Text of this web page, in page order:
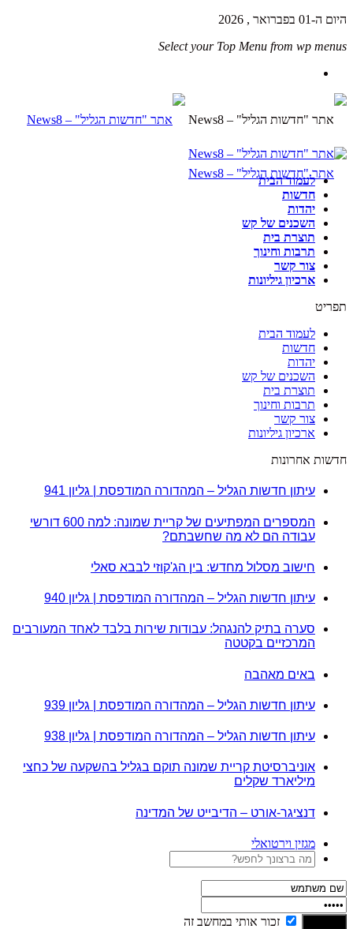
היום ה-01 בפברואר , 2026
Select your Top Menu from wp menus
לעמוד הבית
חדשות
יהדות
השכנים של קש
תוצרת בית
תרבות וחינוך
צור קשר
ארכיון גיליונות
תפריט
לעמוד הבית
חדשות
יהדות
השכנים של קש
תוצרת בית
תרבות וחינוך
צור קשר
ארכיון גיליונות
חדשות אחרונות
עיתון חדשות הגליל – המהדורה המודפסת | גליון 941
המספרים המפתיעים של קריית שמונה: למה 600 דורשי
עבודה הם לא מה שחשבתם?
חישוב מסלול מחדש: בין הג'קוזי לבבא סאלי
עיתון חדשות הגליל – המהדורה המודפסת | גליון 940
סערה בתיק להנגהל: עבודות שירות בלבד לאחד המעורבים
המרכזיים בקטטה
באים מאהבה
עיתון חדשות הגליל – המהדורה המודפסת | גליון 939
עיתון חדשות הגליל – המהדורה המודפסת | גליון 938
אוניברסיטת קריית שמונה תוקם בגליל בהשקעה של כחצי
מיליארד שקלים
דנציגר-אורט – הדיבייט של המדינה
מגזין וירטואלי
זכור אותי במחשב זה